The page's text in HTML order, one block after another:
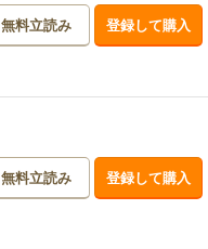
無料立読み 登録して購入
無料立読み 登録して購入